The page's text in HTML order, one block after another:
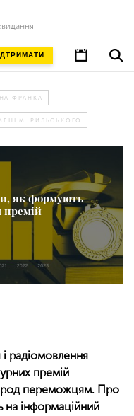
ФРАНКА
М. РИЛЬСЬКОГО
як формують
премій
радіомовлення
премій
переможцям. Про
на інформаційний